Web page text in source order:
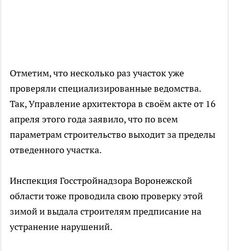
Отметим, что несколько раз участок уже
проверяли специализированные ведомства.
Так, Управление архитектора в своём акте от 16
апреля этого года заявило, что по всем
параметрам строительство выходит за пределы
отведенного участка.
Инспекция Госстройнадзора Воронежской
области тоже проводила свою проверку этой
зимой и выдала строителям предписание на
устранение нарушений.